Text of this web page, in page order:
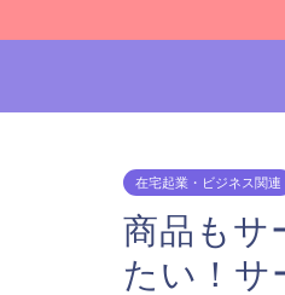
在宅起業・ビジネス関連
商品もサ
たい！サ